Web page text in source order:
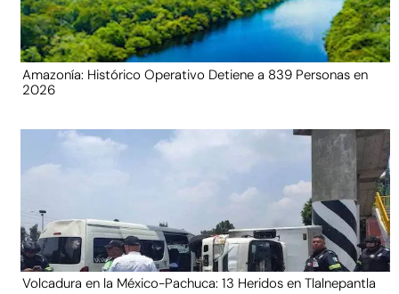
Amazonía: Histórico Operativo Detiene a 839 Personas en
2026
Volcadura en la México-Pachuca: 13 Heridos en Tlalnepantla